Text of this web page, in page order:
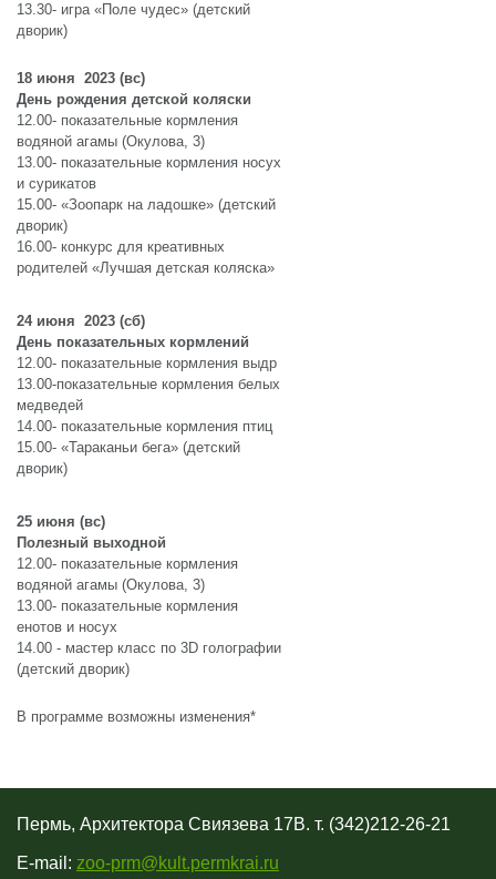
13.30- игра «Поле чудес» (детский
дворик)
18 июня 2023 (вс)
День рождения детской коляски
12.00- показательные кормления
водяной агамы (Окулова, 3)
13.00- показательные кормления носух
и сурикатов
15.00- «Зоопарк на ладошке» (детский
дворик)
16.00- конкурс для креативных
родителей «Лучшая детская коляска»
24 июня 2023 (сб)
День показательных кормлений
12.00- показательные кормления выдр
13.00-показательные кормления белых
медведей
14.00- показательные кормления птиц
15.00- «Тараканьи бега» (детский
дворик)
25 июня (вс)
Полезный выходной
12.00- показательные кормления
водяной агамы (Окулова, 3)
13.00- показательные кормления
енотов и носух
14.00 - мастер класс по 3D голографии
(детский дворик)
В программе возможны изменения*
Пермь, Архитектора Свиязева 17В. т. (342)212-26-21
E-mail: zoo-prm@kult.permkrai.ru